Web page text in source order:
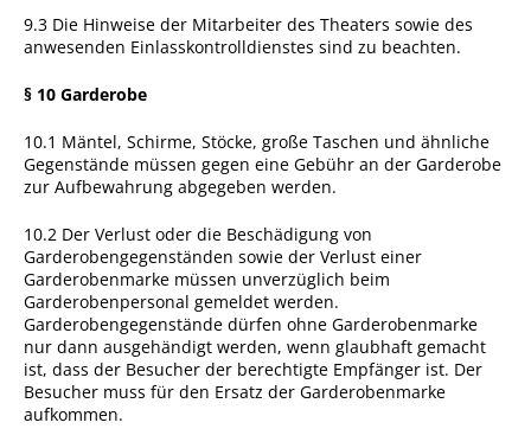
9.3 Die Hinweise der Mitarbeiter des Theaters sowie des
anwesenden Einlasskontrolldienstes sind zu beachten.
§ 10 Garderobe
10.1 Mäntel, Schirme, Stöcke, große Taschen und ähnliche
Gegenstände müssen gegen eine Gebühr an der Garderobe
zur Aufbewahrung abgegeben werden.
10.2 Der Verlust oder die Beschädigung von
Garderobengegenständen sowie der Verlust einer
Garderobenmarke müssen unverzüglich beim
Garderobenpersonal gemeldet werden.
Garderobengegenstände dürfen ohne Garderobenmarke
nur dann ausgehändigt werden, wenn glaubhaft gemacht
ist, dass der Besucher der berechtigte Empfänger ist. Der
Besucher muss für den Ersatz der Garderobenmarke
aufkommen.